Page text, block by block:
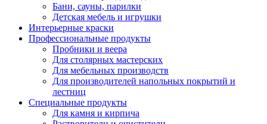
Бани, сауны, парилки
Детская мебель и игрушки
Интерьерные краски
Профессиональные продукты
Пробники и веера
Для столярных мастерских
Для мебельных производств
Для производителей напольных покрытий и
лестниц
Специальные продукты
Для камня и кирпича